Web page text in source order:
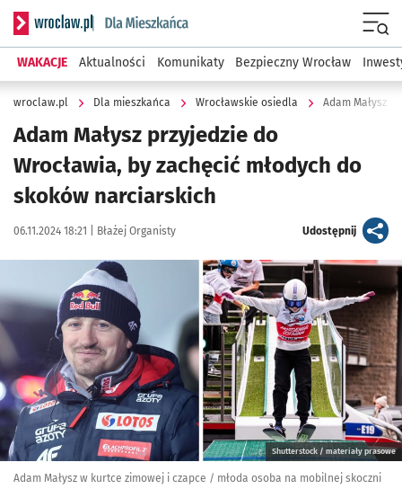
Serwis informacyjny wroclaw.pl podserwis: Dla mieszkańca
WAKACJE Aktualności Komunikaty Bezpieczny Wrocław
wroclaw.pl Dla mieszkańca Wrocławskie osiedla
Adam Małysz przyjedzie do
Wrocławia, by zachęcić młodych do
skoków narciarskich
Data publikacji:
06.11.2024 18:21 | Autor:
Błażej Organisty Udostępnijartykuł
Kliknij, aby powiększyć
Shutterstock / materiały prasowe
Adam Małysz w kurtce zimowej i czapce / młoda osoba na mobilnej skoczni